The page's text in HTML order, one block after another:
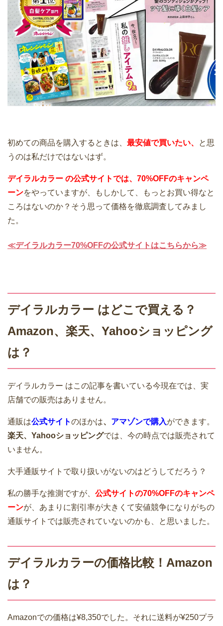
初めての商品を購入するときは、 最安値で買いたい、
と思
うのは私だけではないはず。
デイラルカラー の公式サイトでは、70%OFFのキャンペ
ーンをやっていますが、もしかして、もっとお買い得なと
ころはないのか？そう思って価格を徹底調査してみまし
た。
≪デイラルカラー70%OFFの公式サイトはこちらから≫
デイラルカラー はどこで買える？
Amazon、楽天、Yahooショッピング
は？
デイラルカラー はこの記事を書いている今現在では、実
店舗での販売はありません。
通販は公式サイトのほかは、 アマゾンで購入ができます。
楽天、Yahooショッピングでは、今の時点では販売されて
いません。
大手通販サイトで取り扱いがないのはどうしてだろう？
私の勝手な推測ですが、 公式サイトの70%OFFのキャンペ
ーンが、あまりに割引率が大きくて安値競争になりがちの
通販サイトでは販売されていないのかも、と思いました。
デイラルカラーの価格比較！Amazon
は？
Amazonでの価格は¥8,350でした。それに送料が¥250プラ